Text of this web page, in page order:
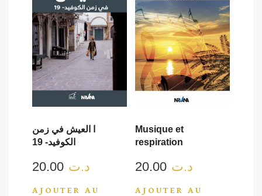
ا العيش في زمن
الكوفيد- 19
د.ت
AJOUTER AU
Musique et
respiration
د.ت 20.00
AJOUTER AU